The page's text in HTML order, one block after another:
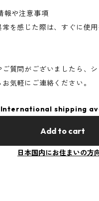
報や注意事項
を感じた際は、すぐに使
質問がございましたら、
気軽にご連絡ください。
International shipping
Add to cart
日本国内にお住まいの方